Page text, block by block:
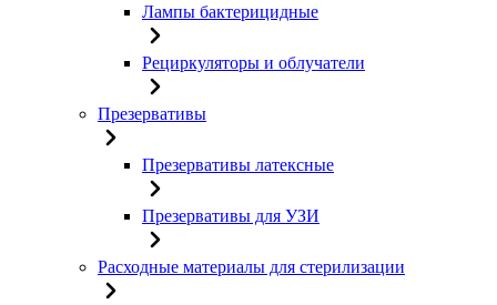
Лампы бактерицидные
Рециркуляторы и облучатели
Презервативы
Презервативы латексные
Презервативы для УЗИ
Расходные материалы для стерилизации